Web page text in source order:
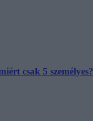
csak 5 személyes?